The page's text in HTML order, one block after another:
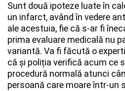
Sunt două ipoteze luate în
un infarct, având în vedere
ale acestuia, fie că s-ar fi
prima evaluare medicală nu
variantă. Va fi făcută o
că și poliția verifică acum ce
procedură normală atunci
persoană care moare într-un